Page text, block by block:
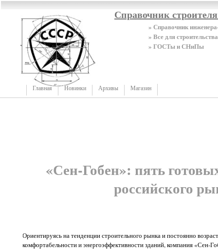
Справочник
» Справочник
» Все для строительства
» ГОСТы и СНиПы
Главная Новинки Архивы Магазин
«Сен-Гобен»: пять
российского
Ориентируясь на тенденции строительного рынка и постоянно
комфортабельности и энергоэффективности зданий, компания «Сен-